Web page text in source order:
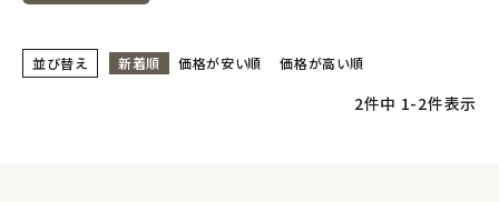
並び替え 新着順 価格が安い順 価格が高い順
2件中 1-2件表示